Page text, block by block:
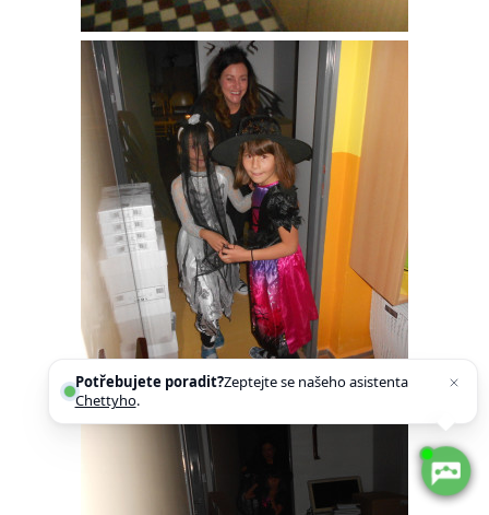
Potřebujete poradit?Zeptejte se našeho asistenta
Chettyho.